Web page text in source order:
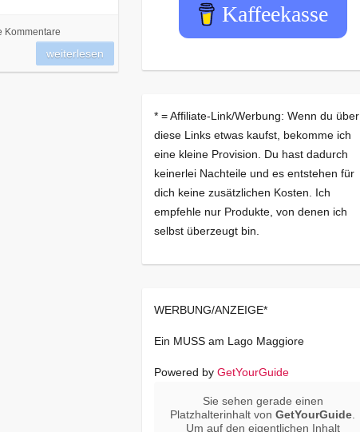
Kommentare
weiterlesen
Kaffeekasse
* = Affiliate-Link/Werbung: Wenn du über
diese Links etwas kaufst, bekomme ich
eine kleine Provision. Du hast dadurch
keinerlei Nachteile und es entstehen für
dich keine zusätzlichen Kosten. Ich
empfehle nur Produkte, von denen ich
selbst überzeugt bin.
WERBUNG/ANZEIGE*
Ein MUSS am Lago Maggiore
Powered by GetYourGuide
Sie sehen gerade einen
Platzhalterinhalt vonGetYourGuide
Um auf den eigentlichen Inhalt